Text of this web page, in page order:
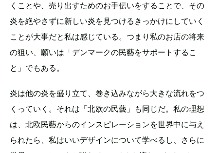
くことや、売り出すためのお手伝いをすることで、その
炎を絶やさずに新しい炎を見つけるきっかけにしていく
ことが大事だと私は感じている。つまり私のお店の将来
の狙い、願いは「デンマークの民藝をサポートするこ
と」でもある。
炎は他の炎を盛り立て、巻き込みながら大きな流れをつ
くっていく。それは「北欧の民藝」も同じだ。私の理想
は、北欧民藝からのインスピレーションを世界中に与え
られたら、私はいいデザインについて学べるし、さらに